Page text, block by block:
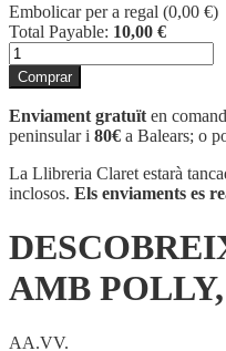
Embolicar per a regal (0,00 €)
Total Payable: 10,00 €
quantitat
de
DESCOBREIX
ELS
COLORS
AMB
POLLY,
EL
Comprar
Enviament gratuït en
peninsular i 80€ a Balears; o
La Llibreria Claret estarà
inclosos. Els enviaments es
AMB
AA.VV.